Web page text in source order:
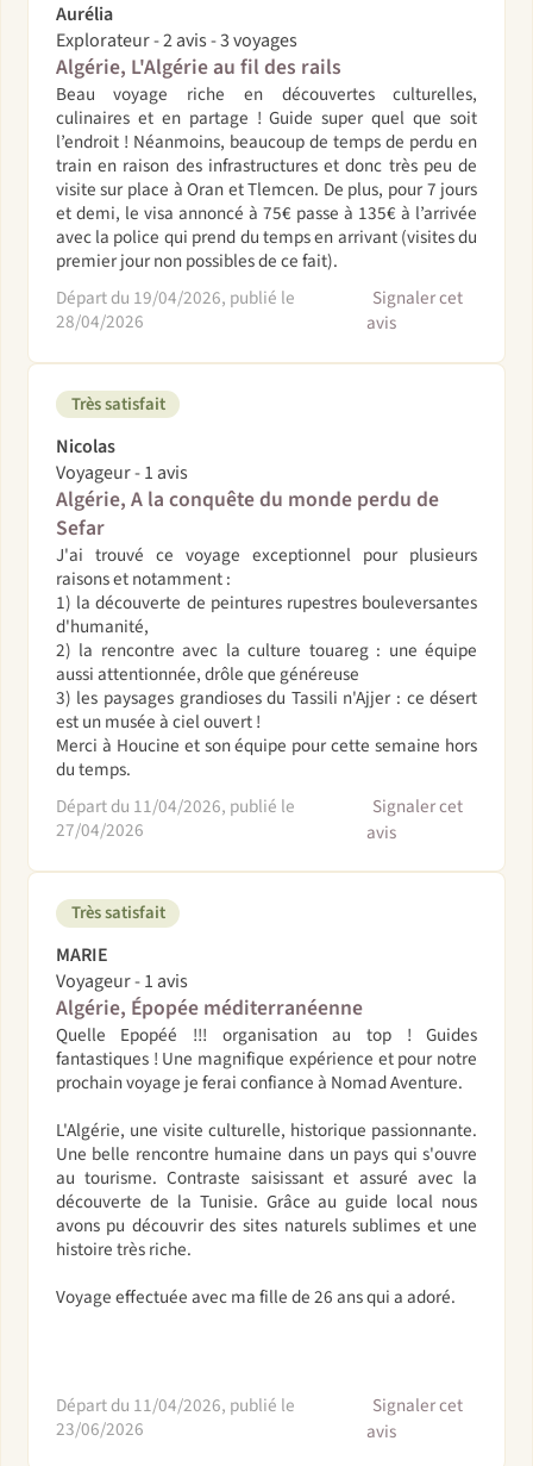
Aurélia
Explorateur - 2 avis - 3 voyages
Algérie, L'Algérie au fil des rails
Beau voyage riche en découvertes culturelles,
culinaires et en partage ! Guide super quel que soit
l’endroit ! Néanmoins, beaucoup de temps de perdu en
train en raison des infrastructures et donc très peu de
visite sur place à Oran et Tlemcen. De plus, pour 7 jours
et demi, le visa annoncé à 75€ passe à 135€ à l’arrivée
avec la police qui prend du temps en arrivant (visites du
premier jour non possibles de ce fait).
Départ du 19/04/2026, publié le
28/04/2026
Signaler cet
avis
Très satisfait
Nicolas
Voyageur - 1 avis
Algérie, A la conquête du monde perdu de
Sefar
J'ai trouvé ce voyage exceptionnel pour plusieurs
raisons et notamment :
1) la découverte de peintures rupestres bouleversantes
d'humanité,
2) la rencontre avec la culture touareg : une équipe
aussi attentionnée, drôle que généreuse
3) les paysages grandioses du Tassili n'Ajjer : ce désert
est un musée à ciel ouvert !
Merci à Houcine et son équipe pour cette semaine hors
du temps.
Départ du 11/04/2026, publié le
27/04/2026
Signaler cet
avis
Très satisfait
MARIE
Voyageur - 1 avis
Algérie, Épopée méditerranéenne
Quelle Epopéé !!! organisation au top ! Guides
fantastiques ! Une magnifique expérience et pour notre
prochain voyage je ferai confiance à Nomad Aventure.
L'Algérie, une visite culturelle, historique passionnante.
Une belle rencontre humaine dans un pays qui s'ouvre
au tourisme. Contraste saisissant et assuré avec la
découverte de la Tunisie. Grâce au guide local nous
avons pu découvrir des sites naturels sublimes et une
histoire très riche.
Voyage effectuée avec ma fille de 26 ans qui a adoré.
Départ du 11/04/2026, publié le
23/06/2026
Signaler cet
avis